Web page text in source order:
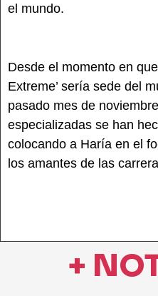
el mundo.
Desde el momento en
Extreme’ sería sede del
pasado mes de
especializadas se han
colocando a Haría en el
los amantes de las
+